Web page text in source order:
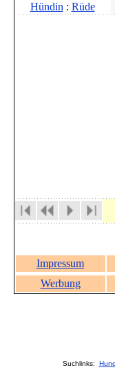
Hündin : Rüde
Impressum
Werbung
Suchlinks: